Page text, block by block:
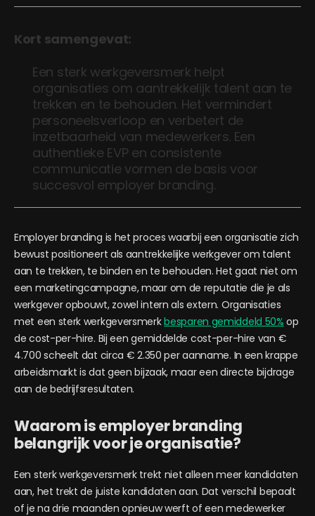
Kort samengevat:
Een sterk werkgeversmerk helpt
organisaties om aantrekkelijk talent aan te
trekken en te behouden. Het vermindert
personeelsverloop en verbetert de
inzetbaarheid van medewerkers. Een
authentieke EVP en consistente
communicatie vormen de basis voor
succesvol employer branding.
Employer branding is het proces waarbij een organisatie zich
bewust positioneert als aantrekkelijke werkgever om talent
aan te trekken, te binden en te behouden. Het gaat niet om
een marketingcampagne, maar om de reputatie die je als
werkgever opbouwt, zowel intern als extern. Organisaties
met een sterk werkgeversmerkbesparen gemiddeld 50% op
de cost-per-hire. Bij een gemiddelde cost-per-hire van €
4.700 scheelt dat circa € 2.350 per aanname. In een krappe
arbeidsmarkt is dat geen bijzaak, maar een directe bijdrage
aan de bedrijfsresultaten.
Waarom is employer branding
belangrijk voor je organisatie?
Een sterk werkgeversmerk trekt niet alleen meer kandidaten
aan, het trekt de juiste kandidaten aan. Dat verschil bepaalt
of je na drie maanden opnieuw werft of een medewerker